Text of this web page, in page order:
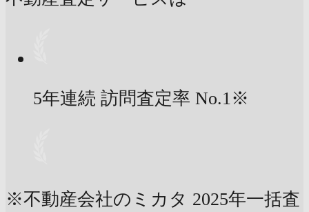
5年連続 訪問査定率 No.1※
※不動産会社のミカタ 2025年一括査